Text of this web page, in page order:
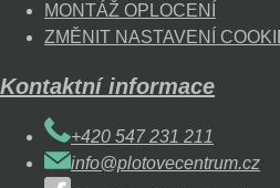
MONTÁŽ OPLOCENÍ
ZMĚNIT NASTAVENÍ
Kontaktní informace
+420 547 231 211
info@plotovecentrum.cz